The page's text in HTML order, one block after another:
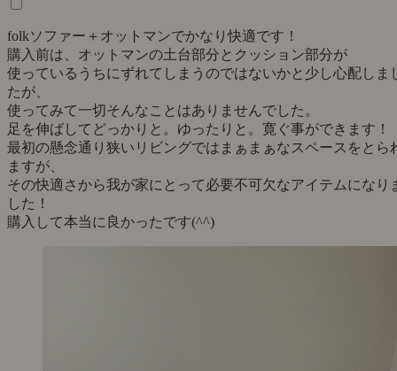
folkソファー＋オットマンでかなり快適です！
購入前は、オットマンの土台部分とクッション部分が
使っているうちにずれてしまうのではないかと少し心配しま
たが、
使ってみて一切そんなことはありませんでした。
足を伸ばしてどっかりと。ゆったりと。寛ぐ事ができます！
最初の懸念通り狭いリビングではまぁまぁなスペースをとら
ますが、
その快適さから我が家にとって必要不可欠なアイテムになり
した！
購入して本当に良かったです(^^)